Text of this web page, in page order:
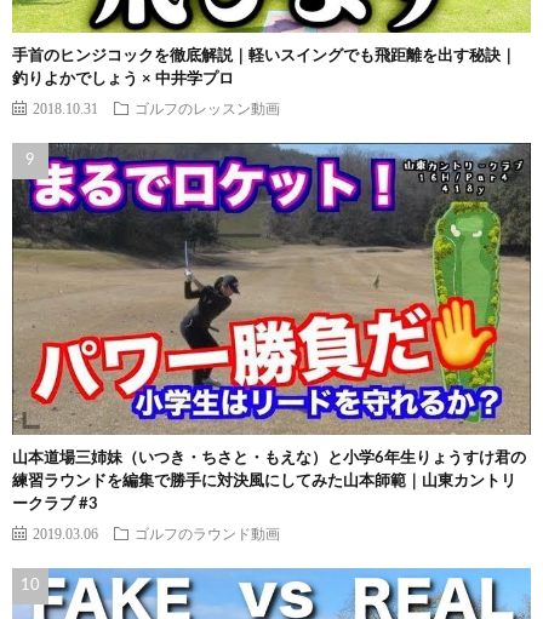
手首のヒンジコックを徹底解説｜軽いスイングでも飛距離を出す秘訣｜
釣りよかでしょう × 中井学プロ
2018.10.31 ゴルフのレッスン動画
山本道場三姉妹（いつき・ちさと・もえな）と小学6年生りょうすけ君の
練習ラウンドを編集で勝手に対決風にしてみた山本師範｜山東カントリ
ークラブ #3
2019.03.06 ゴルフのラウンド動画